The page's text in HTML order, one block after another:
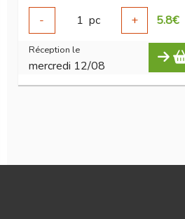
-
1 pc + 5.8€
Réception le
mercredi 12/08